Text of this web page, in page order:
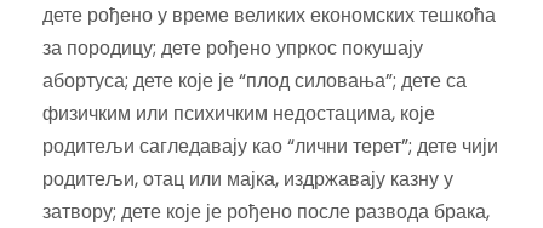
дете рођено у време великих економских тешкоћа
за породицу; дете рођено упркос покушају
абортуса; дете које је “плод силовања”; дете са
физичким или психичким недостацима, које
родитељи сагледавају као “лични терет”; дете чији
родитељи, отац или мајка, издржавају казну у
затвору; дете које је рођено после развода брака,